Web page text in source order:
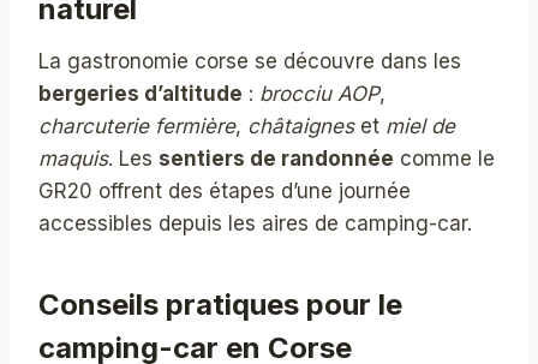
naturel
La gastronomie corse se découvre dans les
bergeries d’altitude : brocciu AOP,
charcuterie fermière, châtaigneset miel de
maquis. Les sentiers de randonnée comme le
GR20 offrent des étapes d’une journée
accessibles depuis les aires de camping-car.
Conseils pratiques pour le
camping-car en Corse